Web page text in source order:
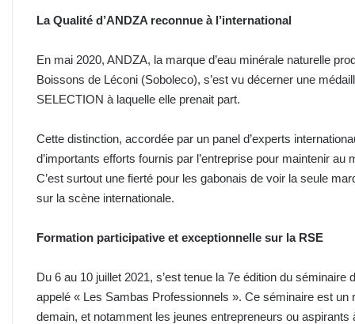
La Qualité d’ANDZA reconnue à l’international
En mai 2020, ANDZA, la marque d’eau minérale naturelle
Boissons de Léconi (Soboleco), s’est vu décerner une
SELECTION à laquelle elle prenait part.
Cette distinction, accordée par un panel d’experts
d’importants efforts fournis par l’entreprise pour maintenir
C’est surtout une fierté pour les gabonais de voir la seule
sur la scène internationale.
Formation participative et exceptionnelle sur la RSE
Du 6 au 10 juillet 2021, s’est tenue la 7e édition du
appelé « Les Sambas Professionnels ». Ce séminaire est
demain, et notamment les jeunes entrepreneurs ou aspirants